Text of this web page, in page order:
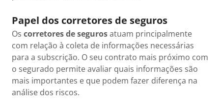
Papel dos corretores de seguros
Os corretores de segurosatuam principalmente
com relação à coleta de informações necessárias
para a subscrição. O seu contrato mais próximo com
o segurado permite avaliar quais informações são
mais importantes e que podem fazer diferença na
análise dos riscos.